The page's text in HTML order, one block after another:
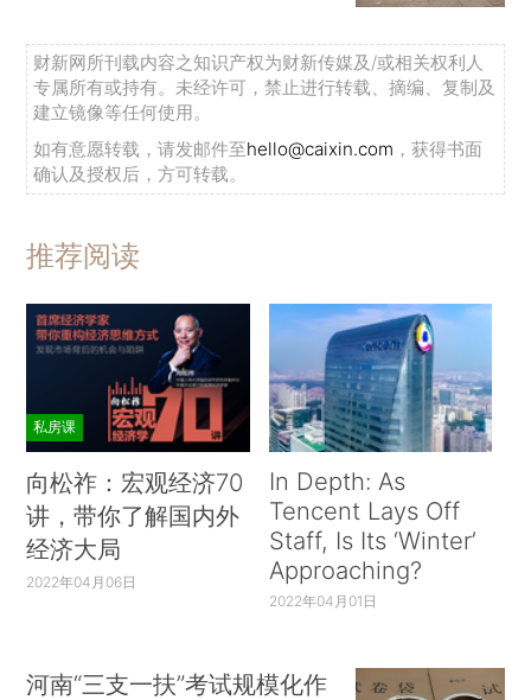
财新网所刊载内容之知识产权为财新传媒及/或相关权利人
专属所有或持有。未经许可，禁止进行转载、摘编、复制及
建立镜像等任何使用。
如有意愿转载，请发邮件至hello@caixin.com ，获得书面
确认及授权后，方可转载。
推荐阅读
私房课
向松祚：宏观经济70
讲，带你了解国内外
经济大局
2022年04月06日
In Depth: As
Tencent Lays Off
Staff, Is Its ‘Winter’
Approaching?
2022年04月01日
河南“三支一扶”考试规模化作